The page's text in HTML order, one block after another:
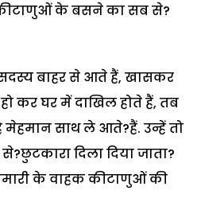
के बसने का सब से?
बाहर से आते हैं, खासकर
कर घर में दाखिल होते हैं, तब
मेहमान साथ ले आते?हैं. उन्हें तो
दिला दिया जाता?
के वाहक कीटाणुओं की